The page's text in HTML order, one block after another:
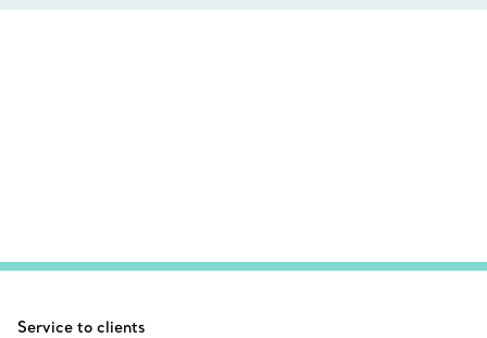
Service to clients